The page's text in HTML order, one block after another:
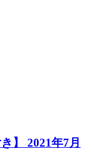
】 2021年7月